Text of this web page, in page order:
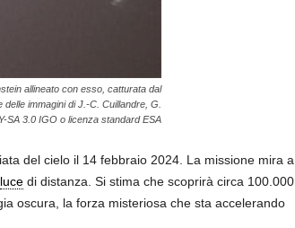
allineato con esso, catturata dal
immagini di J.-C. Cuillandre, G.
SA 3.0 IGO o licenza standard ESA
del cielo il 14 febbraio 2024. La missione mira a
lucedi distanza. Si stima che scoprirà circa 100.000
oscura, la forza misteriosa che sta accelerando